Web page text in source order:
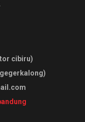
cibiru)